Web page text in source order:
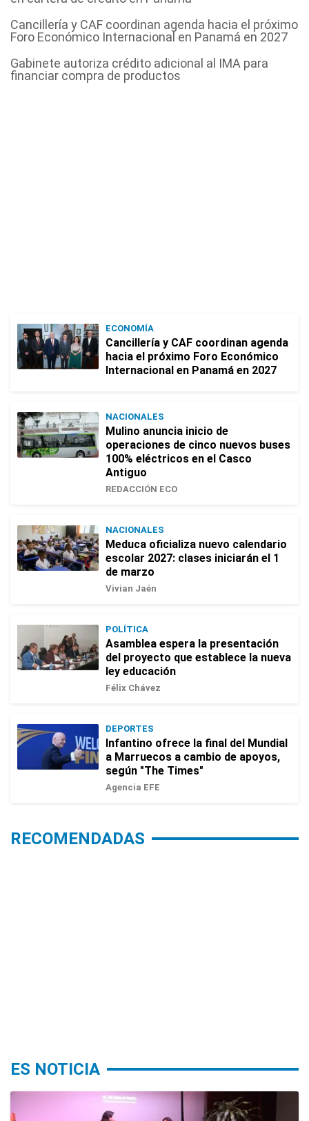
Cancillería y CAF coordinan agenda hacia el próximo
Foro Económico Internacional en Panamá en 2027
Gabinete autoriza crédito adicional al IMA para
financiar compra de productos
ECONOMÍA
Cancillería y CAF coordinan agenda
hacia el próximo Foro Económico
Internacional en Panamá en 2027
NACIONALES
Mulino anuncia inicio de
operaciones de cinco nuevos buses
100% eléctricos en el Casco
Antiguo
REDACCIÓN ECO
NACIONALES
Meduca oficializa nuevo calendario
escolar 2027: clases iniciarán el 1
de marzo
Vivian Jaén
POLÍTICA
Asamblea espera la presentación
del proyecto que establece la nueva
ley educación
Félix Chávez
DEPORTES
Infantino ofrece la final del Mundial
a Marruecos a cambio de apoyos,
según "The Times"
Agencia EFE
RECOMENDADAS
ES NOTICIA